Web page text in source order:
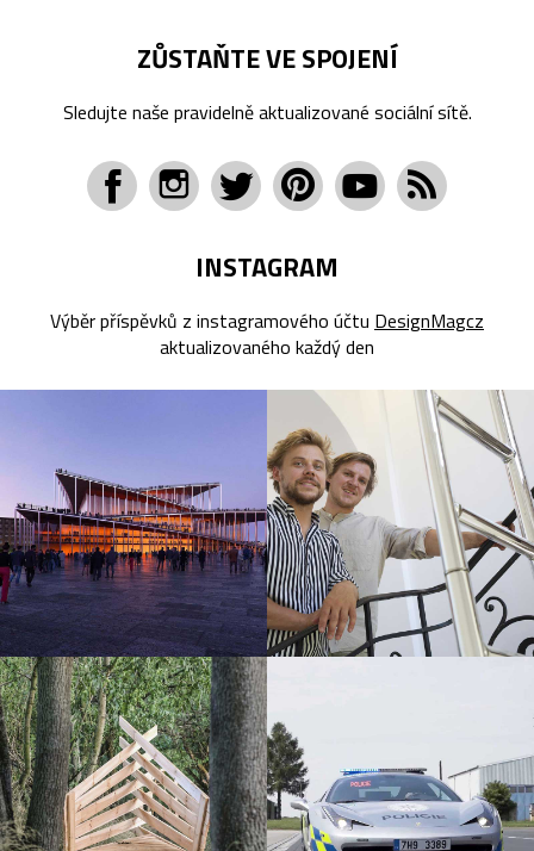
ZŮSTAŇTE VE SPOJENÍ
Sledujte naše pravidelně aktualizované sociální sítě.
INSTAGRAM
Výběr příspěvků z instagramového účtu DesignMagcz
aktualizovaného každý den